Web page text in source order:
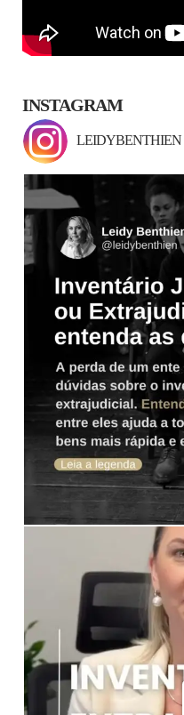
INSTAGRAM
LEIDYBENTHIEN